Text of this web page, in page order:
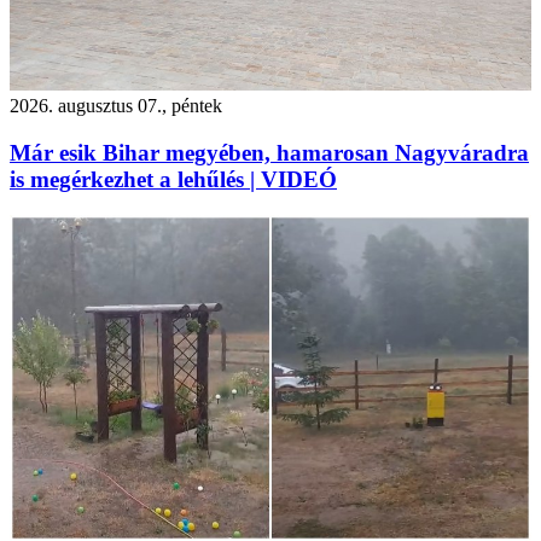
2026. augusztus 07., péntek
Már esik Bihar megyében, hamarosan Nagyváradra
is megérkezhet a lehűlés | VIDEÓ